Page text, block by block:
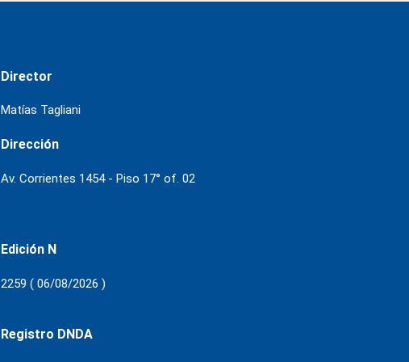
Director
Matías Tagliani
Dirección
Av. Corrientes 1454 - Piso 17° of. 02
Edición N
2259 ( 06/08/2026 )
Registro DNDA